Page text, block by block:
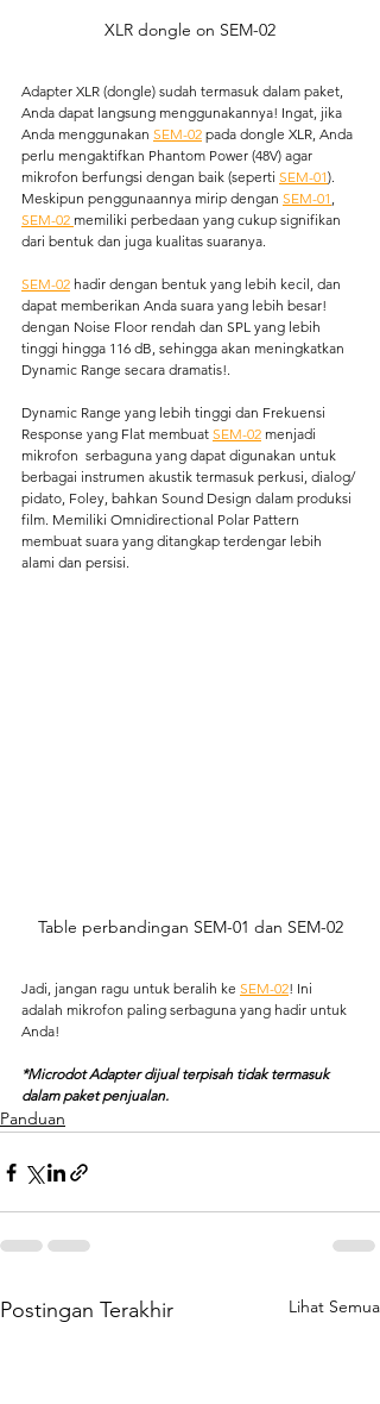
XLR dongle on SEM-02
Adapter XLR (dongle) sudah termasuk dalam paket,
Anda dapat langsung menggunakannya! Ingat, jika
Anda menggunakan SEM-02 pada dongle XLR, Anda
perlu mengaktifkan Phantom Power (48V) agar
mikrofon berfungsi dengan baik (seperti SEM-01).
Meskipun penggunaannya mirip dengan SEM-01 ,
SEM-02 memiliki perbedaan yang cukup signifikan
dari bentuk dan juga kualitas suaranya.
SEM-02 hadir dengan bentuk yang lebih kecil, dan
dapat memberikan Anda suara yang lebih besar!
dengan Noise Floor rendah dan SPL yang lebih
tinggi hingga 116 dB, sehingga akan meningkatkan
Dynamic Range secara dramatis!.
Dynamic Range yang lebih tinggi dan Frekuensi
Response yang Flat membuat SEM-02 menjadi
mikrofon  serbaguna yang dapat digunakan untuk
berbagai instrumen akustik termasuk perkusi, dialog/
pidato, Foley, bahkan Sound Design dalam produksi
film. Memiliki Omnidirectional Polar Pattern
membuat suara yang ditangkap terdengar lebih
alami dan persisi.
Table perbandingan SEM-01 dan SEM-02
Jadi, jangan ragu untuk beralih ke SEM-02! Ini
adalah mikrofon paling serbaguna yang hadir untuk
Anda!
*Microdot Adapter dijual terpisah tidak termasuk
dalam paket penjualan.
Panduan
Postingan Terakhir Lihat Semua